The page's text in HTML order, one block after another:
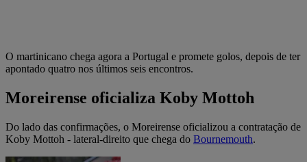
O martinicano chega agora a Portugal e promete golos, depois de ter
apontado quatro nos últimos seis encontros.
Moreirense oficializa Koby Mottoh
Do lado das confirmações, o Moreirense oficializou a contratação de
Koby Mottoh - lateral-direito que chega do Bournemouth.